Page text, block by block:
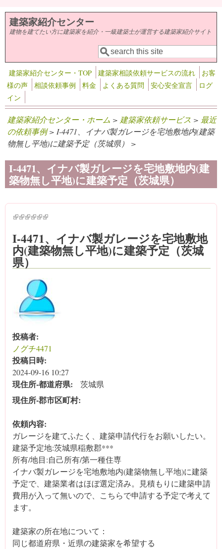
メインコンテンツに移動
建築家紹介センター
建物を建てたい方に建築家を紹介・一級建築士が運営する建築家紹介サイト
検索フォーム
検索
建築家紹介センター・TOP 建築家相談依頼サービスの流れ
お客
様の声
相談依頼事例 料金 よくある質問 安心安全宣言
ログ
イン
建築家紹介センター・ホーム > 建築家依頼サービス > 最近
の依頼事例> I-4471、イナバ製ガレージを宅地敷地内(建築
物無し平地)に建築予定（茨城県） >
I-4471、イナバ製ガレージを宅地敷地内(建
築物無し平地)に建築予定（茨城県）
(link is external)
(link is external)
(link is external)
(link is external)
(link is external)
(link is external)
I-4471、イナバ製ガレージを宅地敷地
内(建築物無し平地)に建築予定（茨城
県）
投稿者:
ノグチ4471
投稿日時:
2024-09-16 10:27
現住所‐都道府県: 茨城県
現住所‐郡市区町村:
依頼内容:
ガレージを建てふたく、建築申請代行をお願いしたい。
建築予定地:茨城県稲敷郡***
所有/地目:自己所有/第一種住専
イナバ製ガレージを宅地敷地内(建築物無し平地)に建築
予定で、建築業者はほぼ選定済み。見積もりに建築申請
費用が入って無いので、こちらで申請する予定で考えて
ます。
建築家の所在地について：
同じ都道府県・近県の建築家を希望する